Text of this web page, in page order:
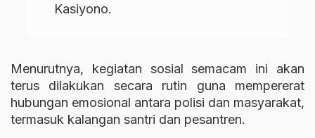
Kasiyono.
Menurutnya, kegiatan sosial semacam ini akan
terus dilakukan secara rutin guna mempererat
hubungan emosional antara polisi dan masyarakat,
termasuk kalangan santri dan pesantren.